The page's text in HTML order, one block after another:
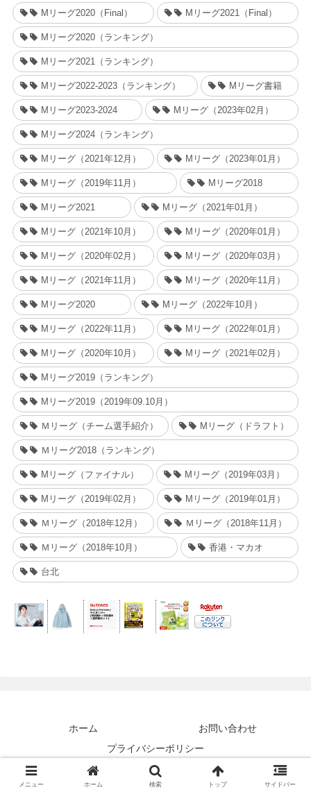
Mリーグ2020（Final） Mリーグ2021（Final）
Mリーグ2020（ランキング）
Mリーグ2021（ランキング）
Mリーグ2022-2023（ランキング） Mリーグ書籍
Mリーグ2023-2024 Mリーグ（2023年02月）
Mリーグ2024（ランキング）
Mリーグ（2021年12月） Mリーグ（2023年01月）
Mリーグ（2019年11月） Mリーグ2018
Mリーグ2021 Mリーグ（2021年01月）
Mリーグ（2021年10月） Mリーグ（2020年01月）
Mリーグ（2020年02月） Mリーグ（2020年03月）
Mリーグ（2021年11月） Mリーグ（2020年11月）
Mリーグ2020 Mリーグ（2022年10月）
Mリーグ（2022年11月） Mリーグ（2022年01月）
Mリーグ（2020年10月） Mリーグ（2021年02月）
Mリーグ2019（ランキング）
Mリーグ2019（2019年09.10月）
Ｍリーグ（チーム選手紹介） Mリーグ（ドラフト）
Ｍリーグ2018（ランキング）
Mリーグ（ファイナル） Mリーグ（2019年03月）
Mリーグ（2019年02月） Mリーグ（2019年01月）
Ｍリーグ（2018年12月） Ｍリーグ（2018年11月）
Ｍリーグ（2018年10月） 香港・マカオ
台北
ホーム
お問い合わせ
プライバシーポリシー
© 2018 Taraeyes.
メニュー ホーム 検索 トップ サイドバー